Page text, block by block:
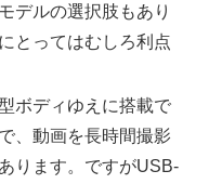
デルの選択肢もあり
とってはむしろ利点
型ボディゆえに搭載で
、動画を長時間撮影
ります。ですがUSB-